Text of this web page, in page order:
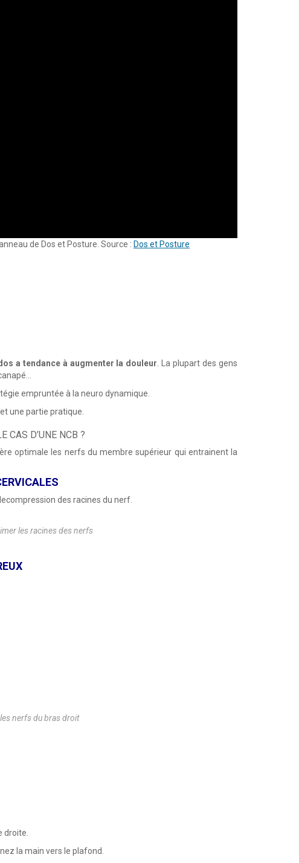
de Dos et Posture. Source : Dos et Posture
a tendance à augmenter la douleur . La plupart des gens
empruntée à la neuro dynamique.
une partie pratique.
CAS D’UNE NCB ?
optimale les nerfs du membre supérieur qui entrainent la
des racines du nerf.
les racines des nerfs
nerfs du bras droit
droite.
la main vers le plafond.